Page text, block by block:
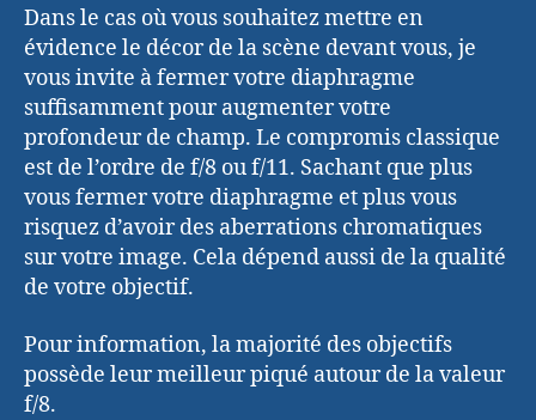
Dans le cas où vous souhaitez mettre en
évidence le décor de la scène devant vous, je
vous invite à fermer votre diaphragme
suffisamment pour augmenter votre
profondeur de champ. Le compromis classique
est de l’ordre de f/8 ou f/11. Sachant que plus
vous fermer votre diaphragme et plus vous
risquez d’avoir des aberrations chromatiques
sur votre image. Cela dépend aussi de la qualité
de votre objectif.
Pour information, la majorité des objectifs
possède leur meilleur piqué autour de la valeur
f/8.